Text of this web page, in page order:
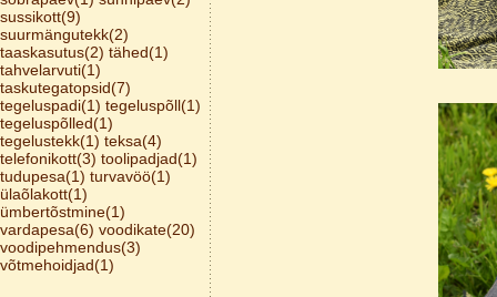
sussikott(9)
suurmängutekk(2)
taaskasutus(2) tähed(1)
tahvelarvuti(1)
taskutegatopsid(7)
tegeluspadi(1) tegeluspõll(1)
tegeluspõlled(1)
tegelustekk(1) teksa(4)
telefonikott(3) toolipadjad(1)
tudupesa(1) turvavöö(1)
ülaõlakott(1)
ümbertõstmine(1)
vardapesa(6) voodikate(20)
voodipehmendus(3)
võtmehoidjad(1)